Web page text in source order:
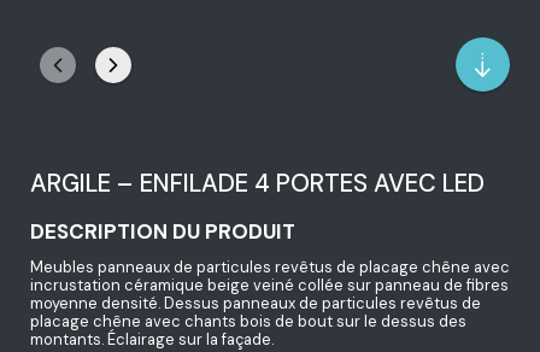
ARGILE – ENFILADE 4 PORTES AVEC LED
DESCRIPTION DU PRODUIT
Meubles panneaux de particules revêtus de placage chêne avec
incrustation céramique beige veiné collée sur panneau de fibres
moyenne densité. Dessus panneaux de particules revêtus de
placage chêne avec chants bois de bout sur le dessus des
montants. Éclairage sur la façade.